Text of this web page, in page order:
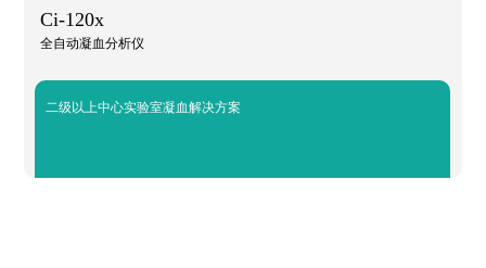
Ci-120x
全自动凝血分析仪
二级以上中心实验室凝血解决方案